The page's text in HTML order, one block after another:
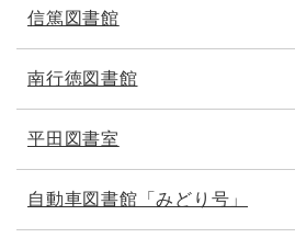
信篤図書館
南行徳図書館
平田図書室
自動車図書館「みどり号」